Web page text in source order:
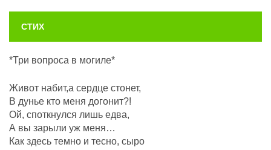
СТИХ
*Три вопроса в могиле*
Живот набит,а сердце стонет,
В дунье кто меня догонит?!
Ой, споткнулся лишь едва,
А вы зарыли уж меня…
Как здесь темно и тесно, сыро